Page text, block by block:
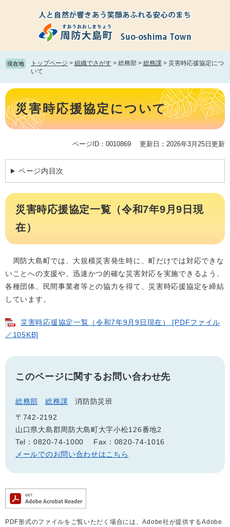
頭
で
飛
ば
て
文
へ
現在地 トップページ > 組織でさがす > 総務部 > 総務課 > 災害時応援協定につ
いて
本
文 災害時応援協定について
ページID：0010869 更新日：2026年3月25日更新
ページ内目次
災害時応援協定一覧（令和7年9月9日現
在）
周防大島町では、大規模災害発生時に、町だけでは対応できな
いことへの支援や、迅速かつ的確な災害対応を実施できるよう、
各種団体、民間事業者等との協力を得て、災害時応援協定を締結
しています。
災害時応援協定一覧（令和7年9月9日現在） [PDFファイル
／105KB]
このページに関するお問い合わせ先
総務部 総務課
消防防災班
〒742-2192
山口県大島郡周防大島町大字小松126番地2
Tel：0820-74-1000
Fax：0820-74-1016
メールでのお問い合わせはこちら
PDF形式のファイルをご覧いただく場合には、Adobe社が提供するAdobe